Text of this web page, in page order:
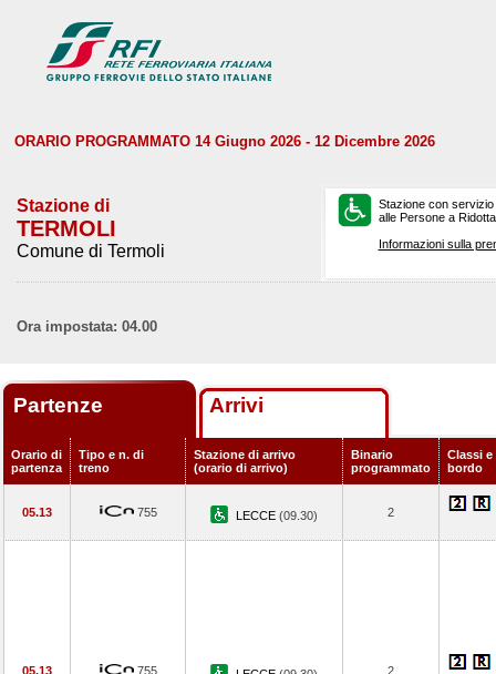
ORARIO PROGRAMMATO 14 Giugno 2026 - 12 Dicembre 2026
Stazione di
TERMOLI
Comune di Termoli
Stazione con
alle Persone a
Informazioni sulla
Ora impostata: 04.00
Partenze Arrivi
Orario di
partenza
Tipo e n. di
treno
Stazione di arrivo
(orario di arrivo)
Binario
programmato
Classi e
bordo
05.13 755 LECCE (09.30) 2
05.13 755 2